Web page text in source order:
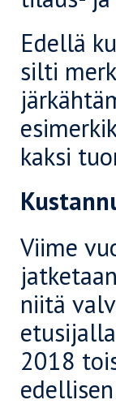
Edellä
silti
kaksi
Viime
niitä
2018